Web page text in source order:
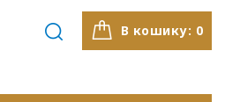
В кошику: 0